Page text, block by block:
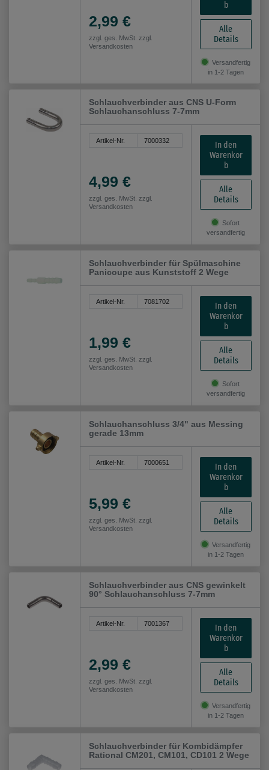
2,99 €
zzgl. ges. MwSt. zzgl.
Versandkosten
b
Alle
Details
Versandfertig
in 1-2 Tagen
Schlauchverbinder aus CNS U-Form
Schlauchanschluss 7-7mm
Artikel-Nr. 7000332
4,99 €
zzgl. ges. MwSt. zzgl.
Versandkosten
In den
Warenkor
b
Alle
Details
Sofort
versandfertig
Schlauchverbinder für Spülmaschine
Panicoupe aus Kunststoff 2 Wege
Artikel-Nr. 7081702
1,99 €
zzgl. ges. MwSt. zzgl.
Versandkosten
In den
Warenkor
b
Alle
Details
Sofort
versandfertig
Schlauchanschluss 3/4" aus Messing
gerade 13mm
Artikel-Nr. 7000651
5,99 €
zzgl. ges. MwSt. zzgl.
Versandkosten
In den
Warenkor
b
Alle
Details
Versandfertig
in 1-2 Tagen
Schlauchverbinder aus CNS gewinkelt
90° Schlauchanschluss 7-7mm
Artikel-Nr. 7001367
2,99 €
zzgl. ges. MwSt. zzgl.
Versandkosten
In den
Warenkor
b
Alle
Details
Versandfertig
in 1-2 Tagen
Schlauchverbinder für Kombidämpfer
Rational CM201, CM101, CD101 2 Wege